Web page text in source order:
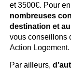
et 3500€. Pour
nombreuses
destination et
vous conseillons
Action Logement.
Par ailleurs,